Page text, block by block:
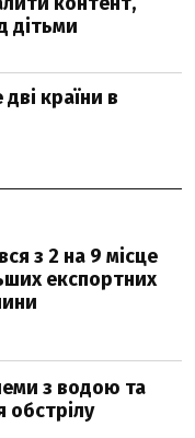
дітьми
країни в
з 2 на 9 місце
експортних
з водою та
обстрілу